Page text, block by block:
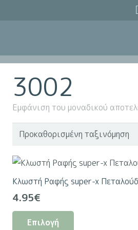
3002
Εμφάνιση του μοναδικού
Κλωστή Ραφής super-x
4.95€
Επιλογή